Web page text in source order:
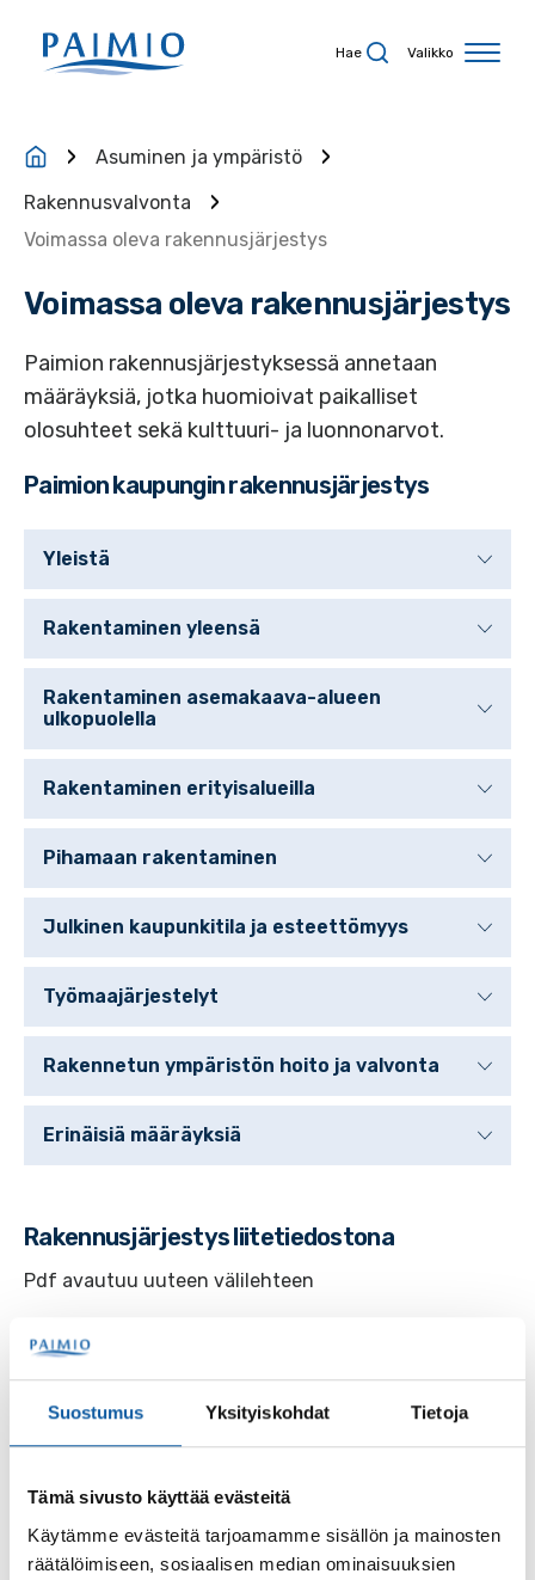
Suostumus Yksityiskohdat Tietoja
Tämä sivusto käyttää evästeitä
Käytämme evästeitä tarjoamamme sisällön ja mainosten
räätälöimiseen, sosiaalisen median ominaisuuksien
Hae Valikko
Asuminen ja ympäristö
Rakennusvalvonta
Voimassa oleva rakennusjärjestys
Voimassa oleva rakennusjärjestys
Paimion rakennusjärjestyksessä annetaan
määräyksiä, jotka huomioivat paikalliset
olosuhteet sekä kulttuuri- ja luonnonarvot.
Paimion kaupungin rakennusjärjestys
Yleistä
Rakentaminen yleensä
Rakentaminen asemakaava-alueen
ulkopuolella
Rakentaminen erityisalueilla
Pihamaan rakentaminen
Julkinen kaupunkitila ja esteettömyys
Työmaajärjestelyt
Rakennetun ympäristön hoito ja valvonta
Erinäisiä määräyksiä
Rakennusjärjestys liitetiedostona
Pdf avautuu uuteen välilehteen
Paimion kaupungin rakennusjärjestys
01.05.2026
Asiasanat
Rakentaminen